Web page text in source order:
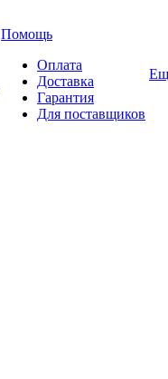
Помощь
Оплата
Доставка
Гарантия
Для поставщиков